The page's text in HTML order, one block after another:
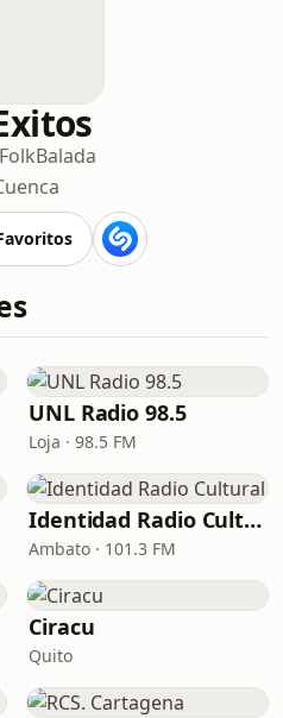
FolkBalada
UNL Radio 98.5
Loja · 98.5 FM
Identidad Radio Cultural
Ambato · 101.3 FM
Ciracu
Quito